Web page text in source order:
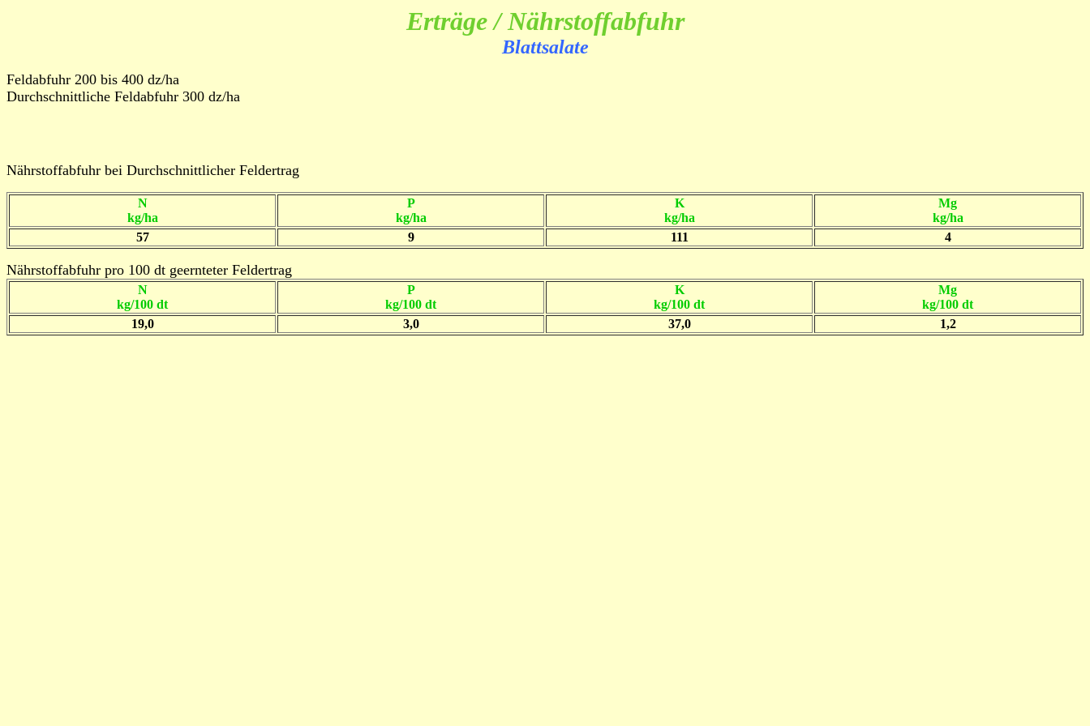
Erträge / Nährstoffabfuhr
Blattsalate
Feldabfuhr 200 bis 400 dz/ha
Durchschnittliche Feldabfuhr 300 dz/ha
Nährstoffabfuhr bei Durchschnittlicher Feldertrag
N
kg/ha
P
kg/ha
K
kg/ha
Mg
kg/ha
57
9 111 4
Nährstoffabfuhr pro 100 dt geernteter Feldertrag
N
kg/100 dt
P
kg/100 dt
K
kg/100 dt
Mg
kg/100 dt
19,0
3,0 37,0 1,2